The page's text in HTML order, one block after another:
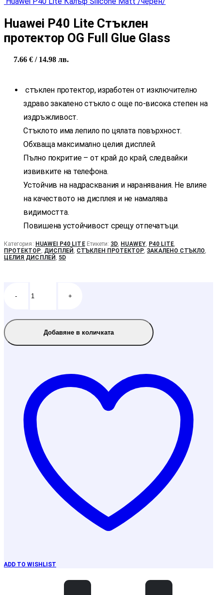
Huawei P40 Lite Стъклен
протектор OG Full Glue Glass
7.66 € / 14.98 лв.
стъклен протектор, изработен от изключително
здраво закалено стъкло с още по-висока степен на
издръжливост.
Стъклото има лепило по цялата повърхност.
Обхваща максимално целия дисплей.
Пълно покритие – от край до край, следвайки
извивките на телефона.
Устойчив на надрасквания и наранявания. Не влияе
на качеството на дисплея и не намалява
видимостта.
Повишена устойчивост срещу отпечатъци.
Категория: HUAWEI P40 LITE Етикети: 3D, HUAWEY, P40 LITE,
ПРОТЕКТОР, ДИСПЛЕЙ , СТЪКЛЕН ПРОТЕКТОР,ЗАКАЛЕНО СТЪКЛО,
ЦЕЛИЯ ДИСПЛЕЙ , 5D
- +
Добавяне в количката
ADD TO WISHLIST